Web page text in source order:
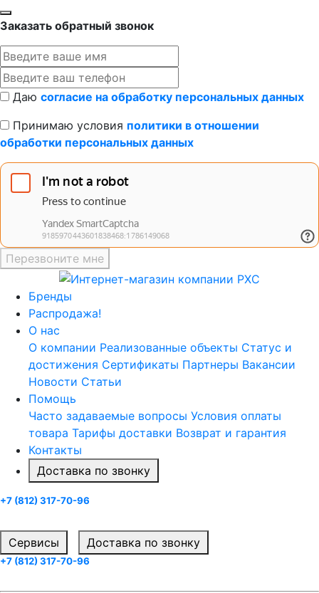
Заказать обратный звонок
Даю согласие на обработку персональных данных
Принимаю условия политики в отношении
обработки персональных данных
Перезвоните мне
Бренды
Распродажа!
О нас
О компании Реализованные объекты Статус и
достижения Сертификаты Партнеры Вакансии
Новости Статьи
Помощь
Часто задаваемые вопросы Условия оплаты
товара Тарифы доставки Возврат и гарантия
Контакты
Доставка по звонку
+7 (812) 317-70-96
Cервисы
Доставка по звонку
+7 (812) 317-70-96